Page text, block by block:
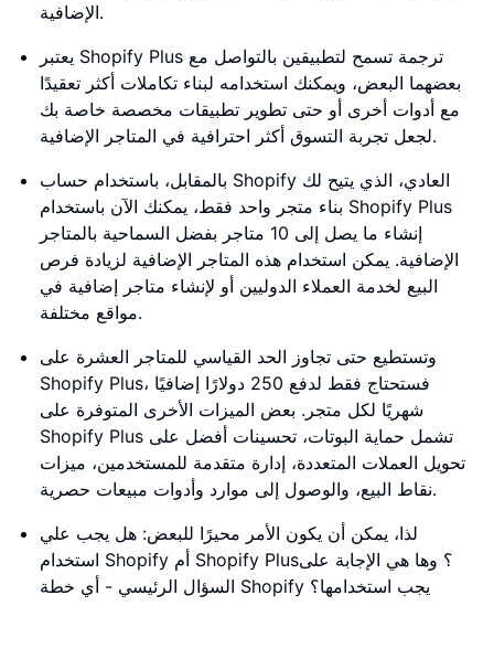
الإضافية.
يعتبر Shopify Plus ترجمة تسمح لتطبيقين بالتواصل مع
بعضهما البعض، ويمكنك استخدامه لبناء تكاملات أكثر تعقيدًا
مع أدوات أخرى أو حتى تطوير تطبيقات مخصصة خاصة بك
لجعل تجربة التسوق أكثر احترافية في المتاجر الإضافية.
بالمقابل، باستخدام حساب Shopify العادي، الذي يتيح لك
بناء متجر واحد فقط، يمكنك الآن باستخدام Shopify Plus
إنشاء ما يصل إلى 10 متاجر بفضل السماحية بالمتاجر
الإضافية. يمكن استخدام هذه المتاجر الإضافية لزيادة فرص
البيع لخدمة العملاء الدوليين أو لإنشاء متاجر إضافية في
مواقع مختلفة.
وتستطيع حتى تجاوز الحد القياسي للمتاجر العشرة على
Shopify Plus، فستحتاج فقط لدفع 250 دولارًا إضافيًا
شهريًا لكل متجر. بعض الميزات الأخرى المتوفرة على
Shopify Plus تشمل حماية البوتات، تحسينات أفضل على
تحويل العملات المتعددة، إدارة متقدمة للمستخدمين، ميزات
نقاط البيع، والوصول إلى موارد وأدوات مبيعات حصرية.
لذا، يمكن أن يكون الأمر محيرًا للبعض: هل يجب علي
استخدام Shopify أم Shopify Plus؟ وها هي الإجابة على
السؤال الرئيسي - أي خطة Shopify يجب استخدامها؟